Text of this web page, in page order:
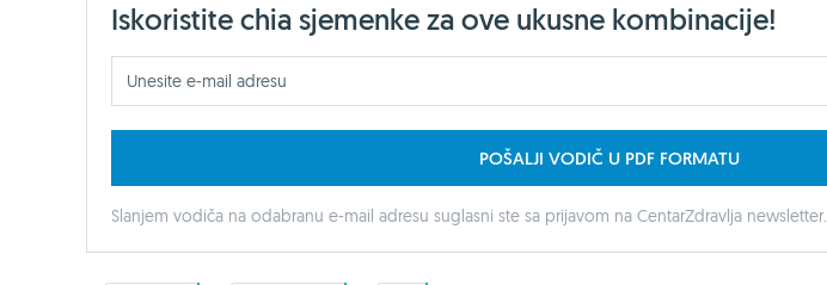
Iskoristite chia sjemenke za ove ukusne kombinacije!
POŠALJI VODIČ U PDF FORMATU
Slanjem vodiča na odabranu e-mail adresu suglasni ste sa prijavom na CentarZdravlja newsletter.